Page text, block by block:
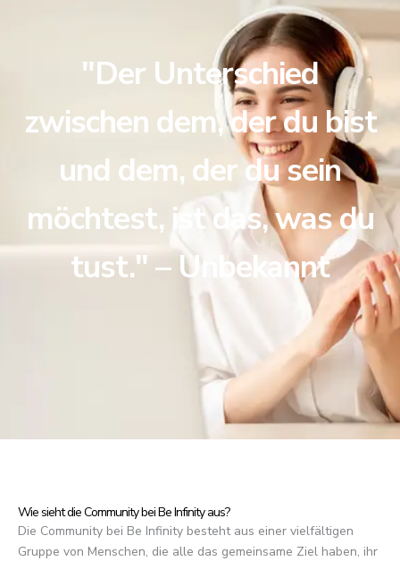
"Der Unterschied
zwischen dem, der du bist
und dem, der du sein
möchtest, ist das, was du
tust." – Unbekannt
Wie sieht die Community bei Be Infinity aus?
Die Community bei Be Infinity besteht aus einer vielfältigen
Gruppe von Menschen, die alle das gemeinsame Ziel haben, ihr